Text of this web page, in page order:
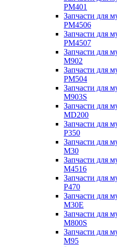
PM401
Запчасти для
PM4506
Запчасти для
PM4507
Запчасти для
M902
Запчасти для
PM504
Запчасти для
M903S
Запчасти для
MD200
Запчасти для
P350
Запчасти для
M30
Запчасти для
M4516
Запчасти для
P470
Запчасти для
M30E
Запчасти для
M800S
Запчасти для
M95